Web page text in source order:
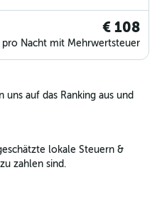
€ 108
pro Nacht mit Mehrwertsteuer
uns auf das Ranking aus und
lokale Steuern &
zahlen sind.